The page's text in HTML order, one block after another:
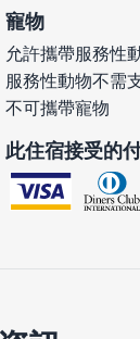
寵物
允許攜帶服務性
服務性動物不需
不可攜帶寵物
此住宿接受的